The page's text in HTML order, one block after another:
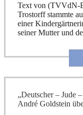
Text von (TVVdN-
Trostorff stammte
einer
seiner Mutter und
„Deutscher – Jude
André Goldstein